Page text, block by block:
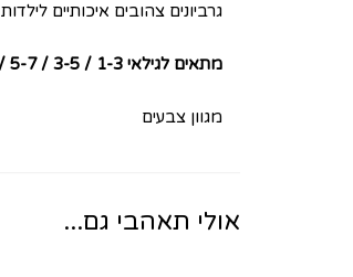
גרביונים צהובים איכותיים לילדות 40 דנייר
מתאים לגילאי 1-3 / 3-5 / 5-7 / 7-9
מגוון צבעים
אולי תאהבי גם...